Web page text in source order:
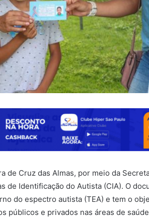
de Cruz das Almas, por meio da
de Identificação do Autista (CIA). O
do espectro autista (TEA) e tem o
públicos e privados nas áreas de